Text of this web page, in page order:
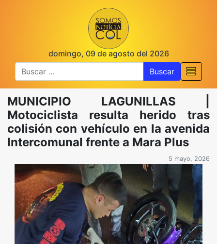
domingo, 09 de agosto del 2026
Buscar
MUNICIPIO LAGUNILLAS |
Motociclista resulta herido tras
colisión con vehículo en la avenida
Intercomunal frente a Mara Plus
5 mayo, 2026